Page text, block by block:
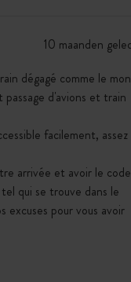
10 maanden
dégagé comme le
d'avions et train
facilement, assez
arrivée et avoir le
qui se trouve dans le
excuses pour vous avoir